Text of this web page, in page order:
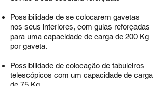
Possibilidade de se colocarem gavetas
nos seus interiores, com guias reforçadas
para uma capacidade de carga de 200 Kg
por gaveta.
Possibilidade de colocação de tabuleiros
telescópicos com um capacidade de carga